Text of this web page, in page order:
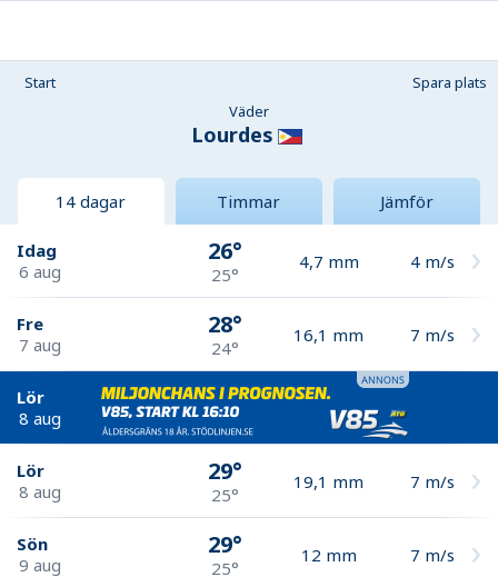
Start
Spara plats
Väder
Lourdes
14 dagar Timmar Jämför
Idag
6 aug
26°
25°
4,7 mm 4 m/s
Fre
7 aug
28°
24°
16,1 mm 7 m/s
Lör
8 aug
Lör
8 aug
29°
25°
19,1 mm 7 m/s
Sön
9 aug
29°
25°
12 mm 7 m/s